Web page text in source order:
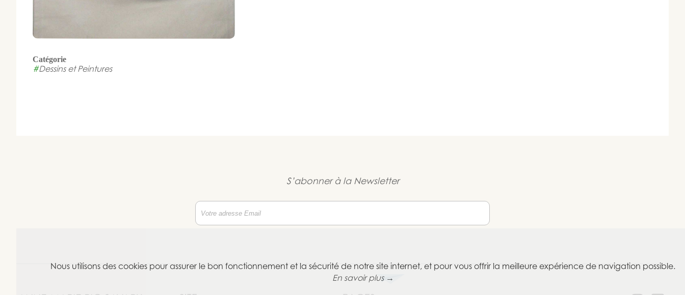
Nous utilisons des cookies pour assurer le bon fonctionnement et la sécurité de notre site internet, et pour vous offrir la meilleure expérience de navigation possible.
En savoir plus →
Catégorie
#Dessins et Peintures
S’abonner à la Newsletter